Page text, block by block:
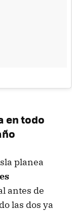
en todo
planea
antes de
las dos ya